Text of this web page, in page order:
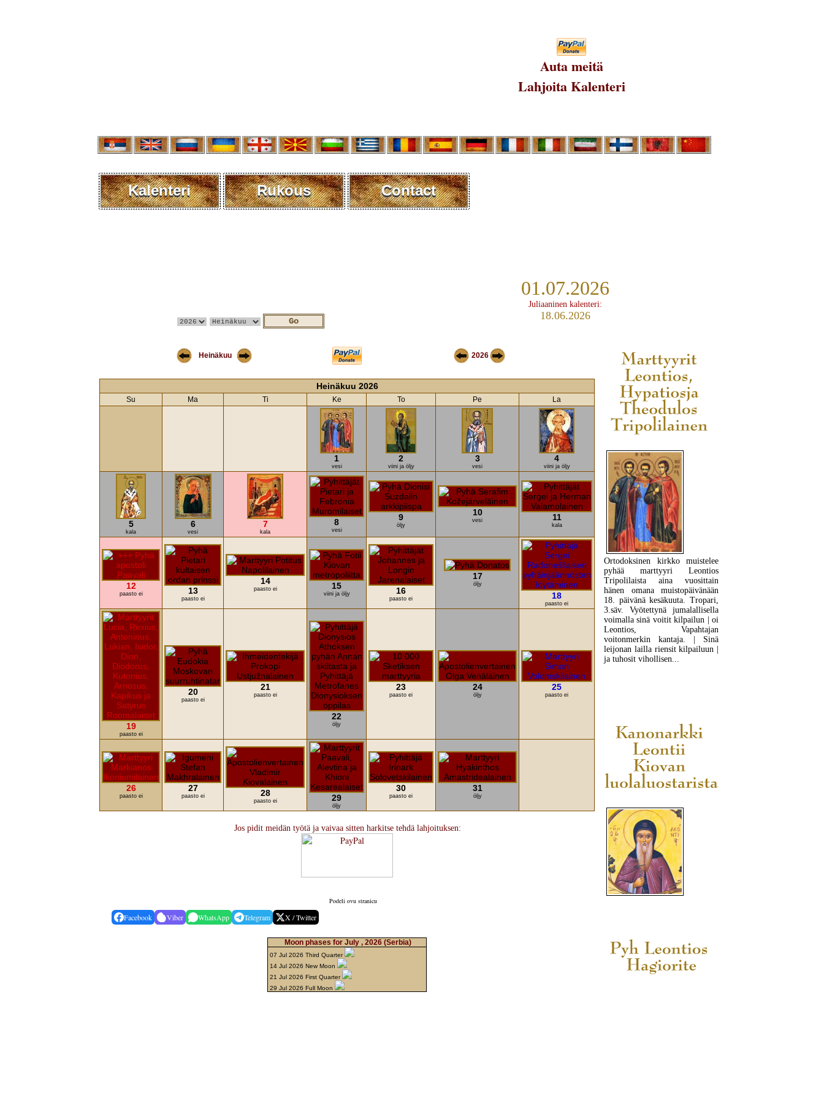
Auta meitä
Lahjoita Kalenteri
Kalenteri Rukous Contact
01.07.2026
Juliaaninen kalenteri:
18.06.2026
Heinäkuu 2026
Ortodoksinen kirkko muistelee
pyhää marttyyri Leontios
Tripolilaista aina vuosittain
hänen omana muistopäivänään
18. päivänä kesäkuuta. Tropari,
3.säv. Vyötettynä jumalallisella
voimalla sinä voitit kilpailun | oi
Leontios, Vapahtajan
voitonmerkin kantaja. | Sinä
leijonan lailla riensit kilpailuun |
ja tuhosit vihollisen...
Heinäkuu 2026
Su Ma Ti Ke To Pe La
1
vesi
2
viini ja öljy
3
vesi
4
viini ja öljy
5
kala
6
vesi
7
kala
8
vesi
9
öljy
10
vesi 11
kala
12
paasto ei 13
paasto ei
14
paasto ei 15
viini ja öljy 16
paasto ei
17
öljy
18
paasto ei
19
paasto ei
20
paasto ei
21
paasto ei
22
öljy
23
paasto ei
24
öljy
25
paasto ei
26
paasto ei
27
paasto ei 28
paasto ei 29
öljy
30
paasto ei
31
öljy
Jos pidit meidän työtä ja vaivaa sitten harkitse tehdä lahjoituksen:
Podeli ovu stranicu
Facebook Viber WhatsApp Telegram X / Twitter
Moon phases for July , 2026 (Serbia)
07 Jul 2026 Third Quarter
14 Jul 2026 New Moon
21 Jul 2026 First Quarter
29 Jul 2026 Full Moon